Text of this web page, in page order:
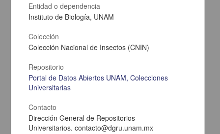
"Cascabela thevetioides" (Kunth) Lippold
Departamento de Botánica, Instituto de Biología (IBUNAM)
Entidad o dependencia
Instituto de Biología, UNAM
Colección
Colección Nacional de Insectos (CNIN)
Repositorio
Portal de Datos Abiertos UNAM, Colecciones
Universitarias
Contacto
Dirección General de Repositorios
Universitarios. contacto@dgru.unam.mx